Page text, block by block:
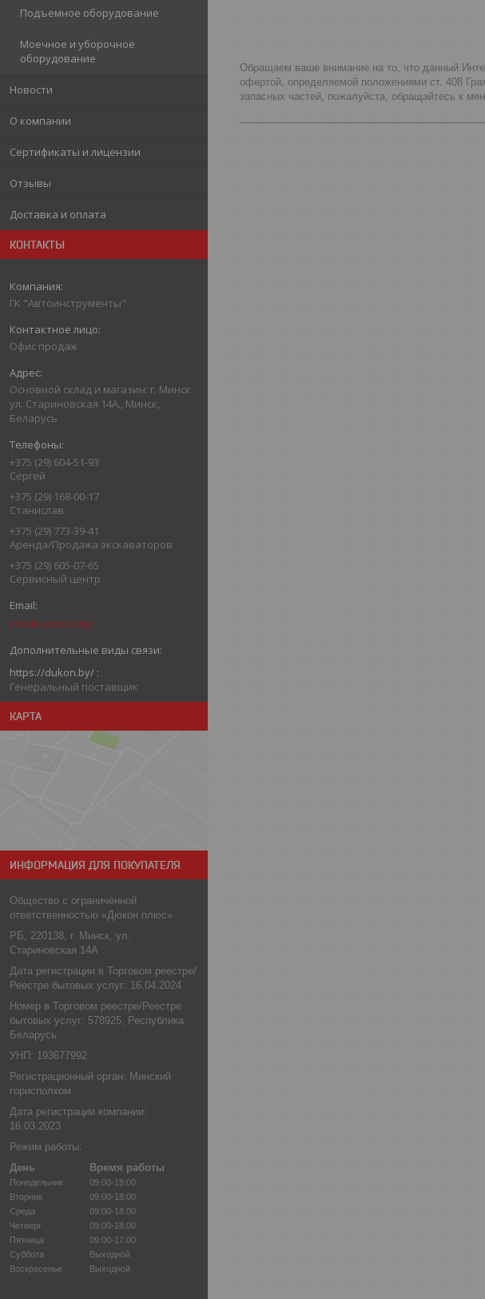
Подъемное оборудование
Моечное и уборочное
оборудование
Новости
О компании
Сертификаты и лицензии
Отзывы
Доставка и оплата
КОНТАКТЫ
ГК "Автоинструменты"
Офис продаж
Основной склад и магазин: г. Минск
ул. Стариновская 14А., Минск,
Беларусь
+375 (29) 604-51-93
Сергей
+375 (29) 168-00-17
Станислав
+375 (29) 773-39-41
Аренда/Продажа экскаваторов
+375 (29) 605-07-65
Сервисный центр
info@autotool.by
https://dukon.by/
Генеральный поставщик
КАРТА
ИНФОРМАЦИЯ ДЛЯ ПОКУПАТЕЛЯ
Общество с ограниченной
ответственностью «Дюкон плюс»
РБ, 220138, г. Минск, ул.
Стариновская 14А
Дата регистрации в Торговом реестре/
Реестре бытовых услуг: 16.04.2024
Номер в Торговом реестре/Реестре
бытовых услуг: 578925, Республика
Беларусь
УНП: 193677992
Регистрационный орган: Минский
горисполком
Дата регистрации компании:
16.03.2023
Режим работы:
День
Время работы
Понедельник
09:00-18:00
Вторник
09:00-18:00
Среда
09:00-18:00
Четверг
09:00-18:00
Пятница
09:00-17:00
Суббота
Выходной
Воскресенье
Выходной
Обращаем ваше внимание на то, что данный
офертой, определяемой положениями ст. 408
запасных частей, пожалуйста, обращайтесь к